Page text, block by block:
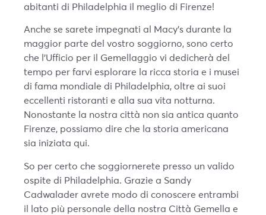
abitanti di Philadelphia il meglio di Firenze!
Anche se sarete impegnati al Macy’s durante la
maggior parte del vostro soggiorno, sono certo
che l’Ufficio per il Gemellaggio vi dedicherà del
tempo per farvi esplorare la ricca storia e i musei
di fama mondiale di Philadelphia, oltre ai suoi
eccellenti ristoranti e alla sua vita notturna.
Nonostante la nostra città non sia antica quanto
Firenze, possiamo dire che la storia americana
sia iniziata qui.
So per certo che soggiornerete presso un valido
ospite di Philadelphia. Grazie a Sandy
Cadwalader avrete modo di conoscere entrambi
il lato più personale della nostra Città Gemella e